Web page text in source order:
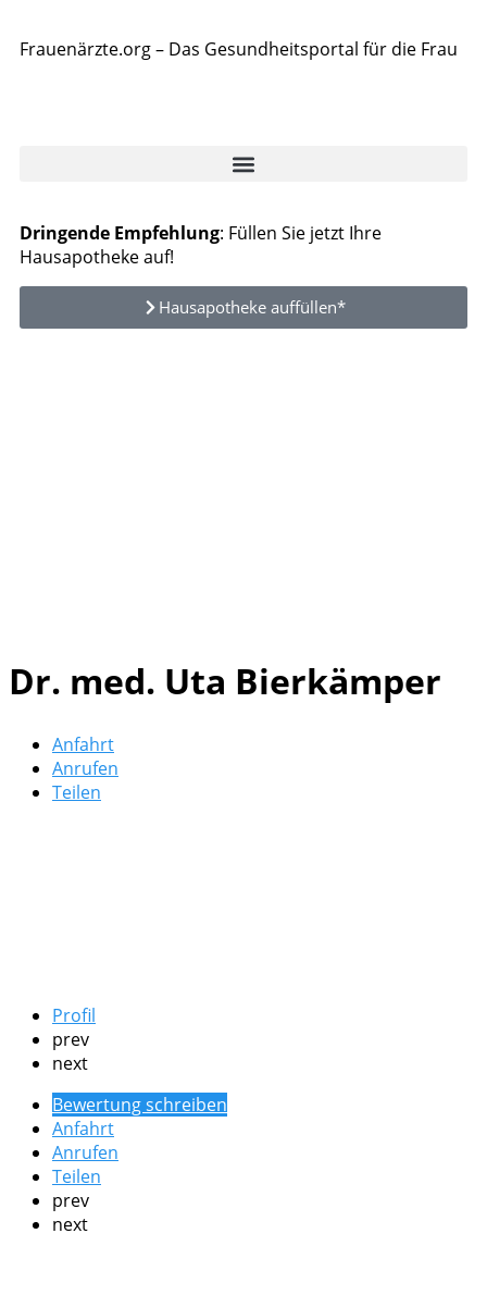
Frauenärzte.org – Das Gesundheitsportal für die Frau
Dringende Empfehlung: Füllen Sie jetzt Ihre
Hausapotheke auf!
Hausapotheke auffüllen*
Dr. med. Uta Bierkämper
Anfahrt
Anrufen
Teilen
Profil
prev
next
Bewertung schreiben
Anfahrt
Anrufen
Teilen
prev
next